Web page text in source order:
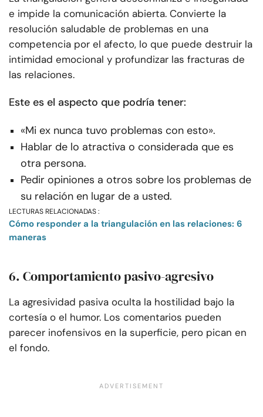
e impide la comunicación abierta. Convierte la
resolución saludable de problemas en una
competencia por el afecto, lo que puede destruir la
intimidad emocional y profundizar las fracturas de
las relaciones.
Este es el aspecto que podría tener:
«Mi ex nunca tuvo problemas con esto».
Hablar de lo atractiva o considerada que es
otra persona.
Pedir opiniones a otros sobre los problemas de
su relación en lugar de a usted.
LECTURAS RELACIONADAS :
Cómo responder a la triangulación en las relaciones: 6
maneras
6. Comportamiento pasivo-agresivo
La agresividad pasiva oculta la hostilidad bajo la
cortesía o el humor. Los comentarios pueden
parecer inofensivos en la superficie, pero pican en
el fondo.